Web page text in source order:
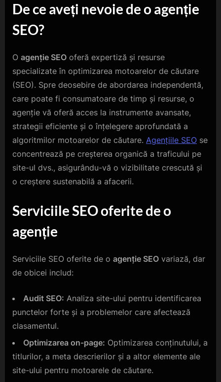
De ce aveți nevoie de o agenție
SEO?
O agenție SEO oferă expertiză și resurse
specializate în optimizarea motoarelor de căutare
(SEO). Spre deosebire de abordarea independentă,
care poate fi consumatoare de timp și resurse, o
agenție vă oferă acces la instrumente avansate,
strategii eficiente și o înțelegere aprofundată a
algoritmilor motoarelor de căutare. Agențiile SEO se
concentrează pe creșterea organică a traficului pe
site-ul dvs., asigurându-vă o vizibilitate crescută și
o creștere sustenabilă a afacerii.
Serviciile SEO oferite de o
agenție
Serviciile SEO oferite de o agenție SEO variază, dar
de obicei includ:
Audit SEO: Analiza site-ului pentru identificarea
punctelor forte și a problemelor care afectează
clasamentul.
Optimizarea on-page: Optimizarea conținutului, a
titlurilor, a meta descrierilor și a altor elemente ale
site-ului pentru motoarele de căutare.